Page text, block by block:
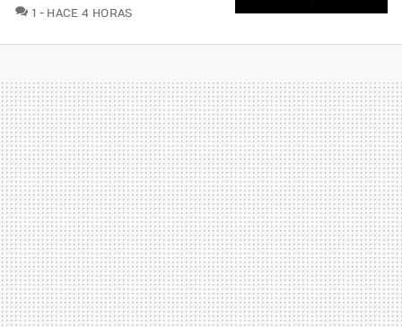
1 COMENTARIOS
HACE 4 HORAS